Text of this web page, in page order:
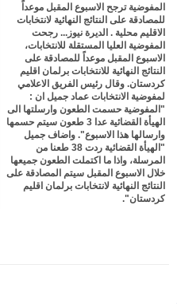
ter atsa
pp
المفوضية ترجح الاسبوع المقبل موعداً
للمصادقة على النتائج النهائية لانتخابات
الاقليم محلية . الديرة نيوز... رجحت
المفوضية العليا المستقلة للانتخابات،
الاسبوع المقبل موعداً للمصادقة على
النتائج النهائية للانتخابات برلمان اقليم
كردستان. وقال رئيس الفريق الاعلامي
لمفوضية الانتخابات عماد جميل ان :
"المفوضية حسمت الطعون وارسلتها الى
الهيأة القضائية عدا 3 طعون سيتم حسمها
وارسالها هذا الاسبوع". واضاف جميل
"الهيأة القضائية ردت 38 طعنا من
المرسلة، واذا ما اكتملت الطعون جميعها
خلال الاسبوع المقبل سيتم المصادقة على
النتائج النهائية لانتخابات برلمان اقليم
كردستان".